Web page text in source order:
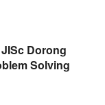
Dorong
Solving